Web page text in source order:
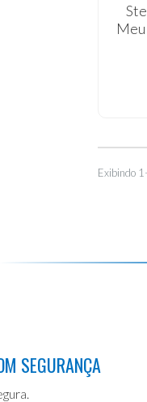
Exibindo
SEGURANÇA